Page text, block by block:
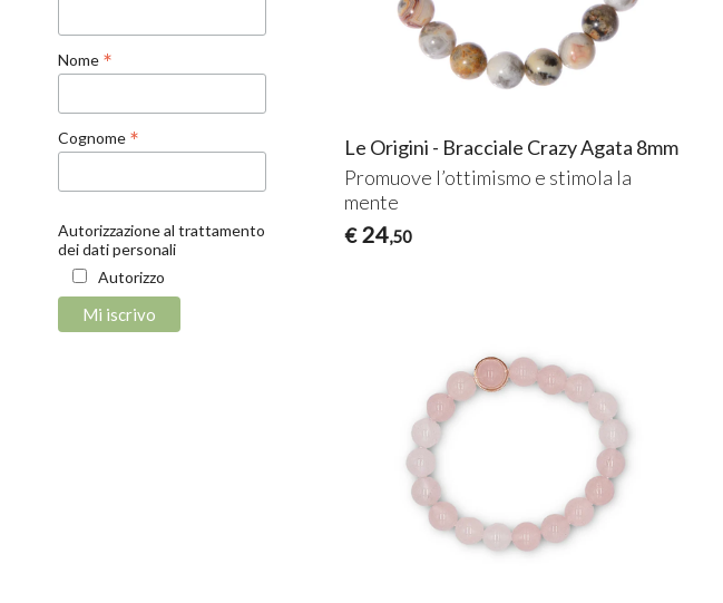
Le Origini - Bracciale Crazy Agata 8mm
Promuove l’ottimismo e stimola la
mente
€ 24,50
Nome *
Cognome *
Autorizzazione al trattamento
dei dati personali
Autorizzo